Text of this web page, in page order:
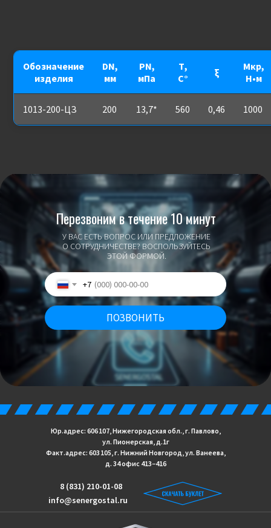
Обозначение
изделия
DN,
мм
PN,
мПа
Т,
С°
ξ
Мкр,
Н•м
1013-200-ЦЗ 200 13,7* 560 0,46 1000
У ВАС ЕСТЬ ВОПРОС ИЛИ ПРЕДЛОЖЕНИЕ
О СОТРУДНИЧЕСТВЕ? ВОСПОЛЬЗУЙТЕСЬ
ЭТОЙ ФОРМОЙ.
Перезвоним в течение 10 минут
+7
ПОЗВОНИТЬ
info@senergostal.ru
8 (831) 210-01-08
Юр.адрес: 606 107, Нижегородская обл., г. Павлово,
ул. Пионерская, д.1г
Факт.адрес: 603 105, г. Нижний Новгород, ул. Ванеева,
д. 34 офис 413−416